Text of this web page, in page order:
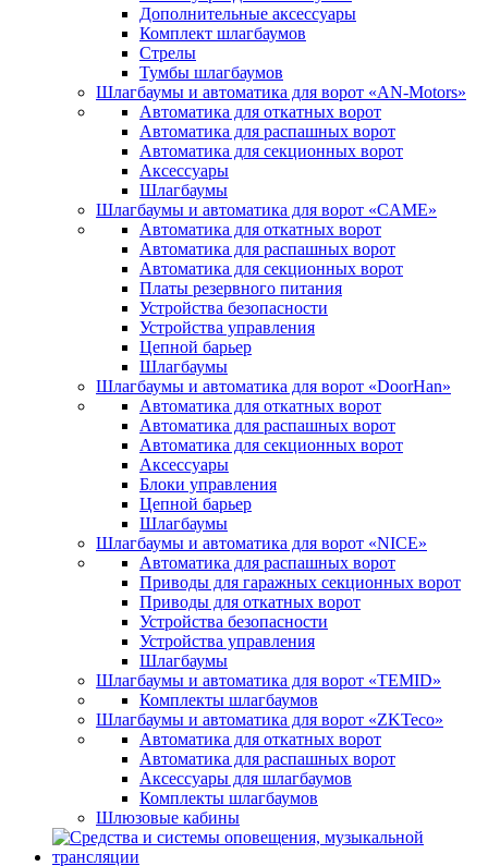
Дополнительные аксессуары
Комплект шлагбаумов
Стрелы
Тумбы шлагбаумов
Шлагбаумы и автоматика для ворот «AN-Motors»
Автоматика для откатных ворот
Автоматика для распашных ворот
Автоматика для секционных ворот
Аксессуары
Шлагбаумы
Шлагбаумы и автоматика для ворот «CAME»
Автоматика для откатных ворот
Автоматика для распашных ворот
Автоматика для секционных ворот
Платы резервного питания
Устройства безопасности
Устройства управления
Цепной барьер
Шлагбаумы
Шлагбаумы и автоматика для ворот «DoorHan»
Автоматика для откатных ворот
Автоматика для распашных ворот
Автоматика для секционных ворот
Аксессуары
Блоки управления
Цепной барьер
Шлагбаумы
Шлагбаумы и автоматика для ворот «NICE»
Автоматика для распашных ворот
Приводы для гаражных секционных ворот
Приводы для откатных ворот
Устройства безопасности
Устройства управления
Шлагбаумы
Шлагбаумы и автоматика для ворот «TEMID»
Комплекты шлагбаумов
Шлагбаумы и автоматика для ворот «ZKTeco»
Автоматика для откатных ворот
Автоматика для распашных ворот
Аксессуары для шлагбаумов
Комплекты шлагбаумов
Шлюзовые кабины